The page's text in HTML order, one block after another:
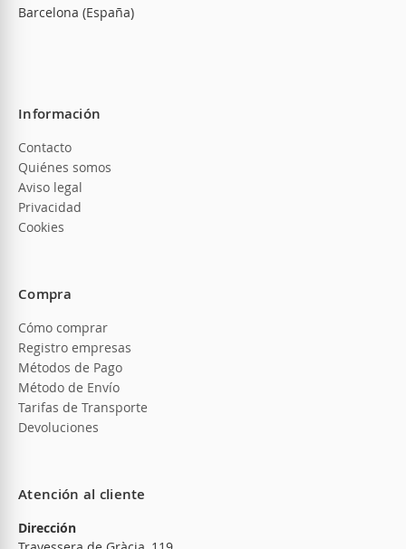
Barcelona (España)
Información
Contacto
Quiénes somos
Aviso legal
Privacidad
Cookies
Compra
Cómo comprar
Registro empresas
Métodos de Pago
Método de Envío
Tarifas de Transporte
Devoluciones
Atención al cliente
Dirección